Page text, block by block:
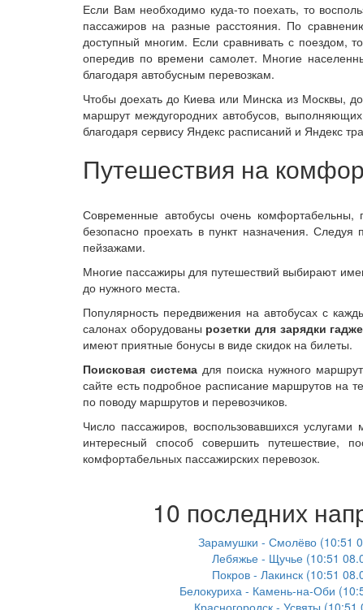
Если Вам необходимо куда-то поехать, то
пассажиров на разные расстояния. По
доступный многим. Если сравнивать с поездом,
опередив по времени самолет. Многие
благодаря автобусным перевозкам.
Чтобы доехать до Киева или Минска из Москвы,
маршрут междугородних автобусов,
благодаря сервису Яндекс расписаний и Яндекс
Путешествия на
Современные автобусы очень комфортабельны,
безопасно проехать в пункт назначения.
пейзажами.
Многие пассажиры для путешествий выбирают
до нужного места.
Популярность передвижения на автобусах с
салонах оборудованы розетки для зарядки
имеют приятные бонусы в виде скидок на билеты.
Поисковая система для поиска нужного
сайте есть подробное расписание маршрутов на
по поводу маршрутов и перевозчиков.
Число пассажиров, воспользовавшихся
интересный способ совершить путешествие,
комфортабельных пассажирских перевозок.
10 последних
Зарамушки - Смолёво (10:51
Лебяжье - Щучье (10:51
Покров - Лакинск (10:51
Белокуриха - Камень-на-Оби
Красногородск - Усвяты